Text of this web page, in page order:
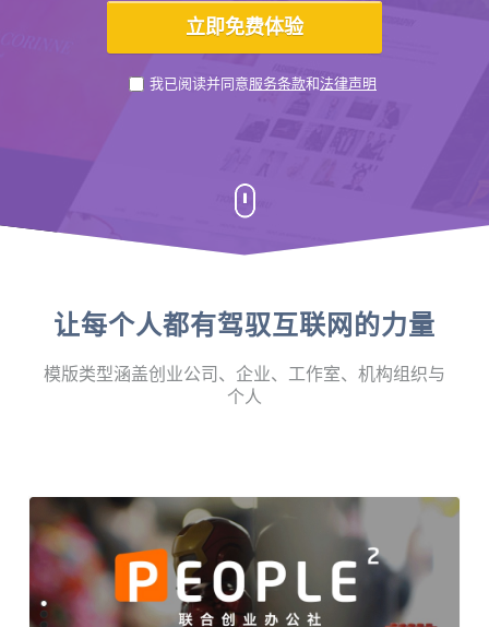
我已阅读并同意服务条款和法律声明
让每个人都有驾驭互联网的力量
模版类型涵盖创业公司、企业、工作室、机构组织与
个人